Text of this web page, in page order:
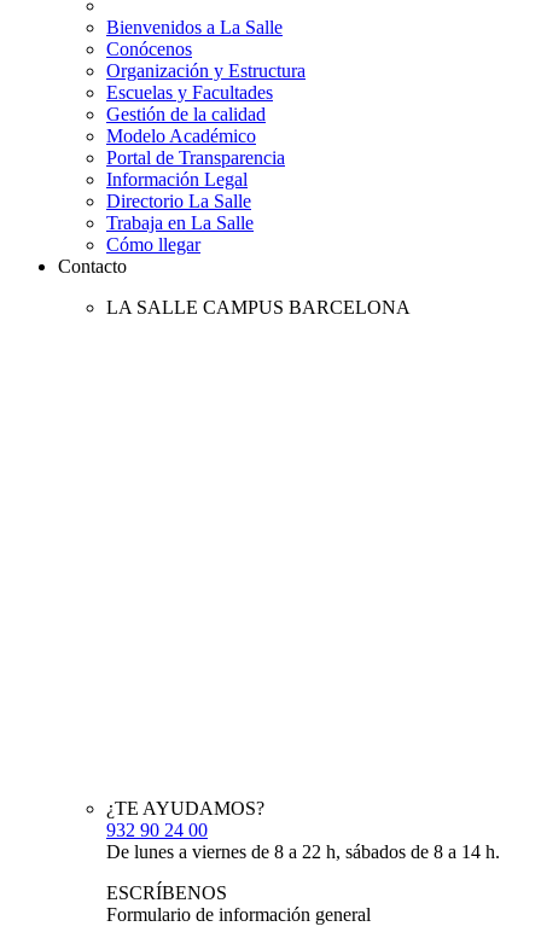
Bienvenidos a La Salle
Conócenos
Organización y Estructura
Escuelas y Facultades
Gestión de la calidad
Modelo Académico
Portal de Transparencia
Información Legal
Directorio La Salle
Trabaja en La Salle
Cómo llegar
Contacto
LA SALLE CAMPUS BARCELONA
¿TE AYUDAMOS?
932 90 24 00
De lunes a viernes de 8 a 22 h, sábados de 8 a 14 h.
ESCRÍBENOS
Formulario de información general